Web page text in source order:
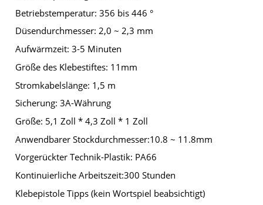
Betriebstemperatur: 356 bis 446 °
Düsendurchmesser: 2,0 ~ 2,3 mm
Aufwärmzeit: 3-5 Minuten
Größe des Klebestiftes: 11mm
Stromkabelslänge: 1,5 m
Sicherung: 3A-Währung
Größe: 5,1 Zoll * 4,3 Zoll * 1 Zoll
Anwendbarer Stockdurchmesser:10.8 ~ 11.8mm
Vorgerückter Technik-Plastik: PA66
Kontinuierliche Arbeitszeit:300 Stunden
Klebepistole Tipps (kein Wortspiel beabsichtigt)